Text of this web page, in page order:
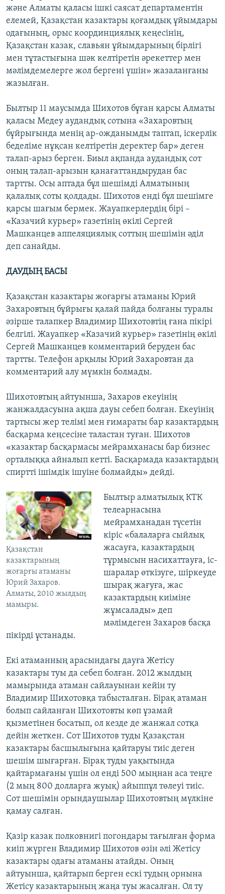
және Алматы қаласы ішкі саясат департаментін
елемей, Қазақстан казактары қоғамдық ұйымдары
одағының, орыс координциялық кеңесінің,
Қазақстан казак, славьян ұйымдарының бірлігі
мен тұтастығына шәк келтіретін әрекеттер мен
мәлімдемелерге жол бергені үшін» жазаланғаны
жазылған.
Былтыр 11 маусымда Шихотов бұған қарсы Алматы
қаласы Медеу аудандық сотына «Захаровтың
бұйрығында менің ар-ожданымды таптап, іскерлік
беделіме нұқсан келтіретін деректер бар» деген
талап-арыз берген. Биыл ақпанда аудандық сот
оның талап-арызын қанағаттандырудан бас
тартты. Осы аптада бұл шешімді Алматының
қалалық соты қолдады. Шихотов енді бұл шешімге
қарсы шағым бермек. Жауапкерлердің бірі –
«Казачий курьер» газетінің өкілі Сергей
Машканцев аппеляциялық соттың шешімін әділ
деп санайды.
ДАУДЫҢ БАСЫ
Қазақстан казактары жоғарғы атаманы Юрий
Захаровтың бұйрығы қалай пайда болғаны туралы
әзірше талапкер Владимир Шихотовтің ғана пікірі
белгілі. Жауапкер «Казачий курьер» газетінің өкілі
Сергей Машканцев комментарий беруден бас
тартты. Телефон арқылы Юрий Захаровтан да
комментарий алу мүмкін болмады.
Шихотовтың айтуынша, Захаров екеуінің
жанжалдасуына ақша дауы себеп болған. Екеуінің
тартысы жер телімі мен ғимараты бар казактардың
басқарма кеңсесіне таластан туған. Шихотов
«казактар басқармасы мейрамханасы бар бизнес
орталыққа айналып кетті. Басқармада казактардың
спиртті ішімдік ішуіне болмайды» дейді.
Қазақстан
казактарының
жоғарғы атаманы
Юрий Захаров.
Алматы, 2010 жылдың
мамыры.
Былтыр алматылық КТК
телеарнасына
мейрамханадан түсетін
кіріс «балаларға сыйлық
жасауға, казактардың
тұрмысын насихаттауға, іс-
шаралар өткізуге, шіркеуде
шырақ жағуға, жас
казактардың киіміне
жұмсалады» деп
мәлімдеген Захаров басқа
пікірді ұстанады.
Екі атаманның арасындағы дауға Жетісу
казактары туы да себеп болған. 2012 жылдың
мамырында атаман сайлауынан кейін ту
Владимир Шихотовқа табысталған. Бірақ атаман
болып сайланған Шихотовты көп ұзамай
қызметінен босатып, ол кезде де жанжал сотқа
дейін жеткен. Сот Шихотов туды Қазақстан
казактары басшылығына қайтаруы тиіс деген
шешім шығарған. Бірақ туды уақытында
қайтармағаны үшін ол енді 500 мыңнан аса теңге
(2 мың 800 долларға жуық) айыппұл төлеуі тиіс.
Сот шешімін орындаушылар Шихотовтың мүлкіне
қамау салған.
Қазір казак полковнигі погондары тағылған форма
киіп жүрген Владимир Шихотов өзін әлі Жетісу
казактары одағы атаманы атайды. Оның
айтуынша, қайтарып берген ескі тудың орнына
Жетісу казактарының жаңа туы жасалған. Ол ту